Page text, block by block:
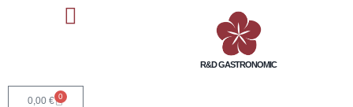
R&D GASTRONOMIC
0,00 € 0